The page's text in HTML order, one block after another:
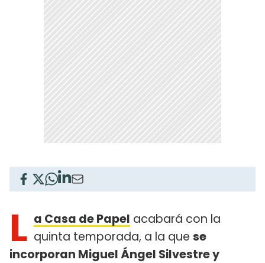
L a Casa de Papel acabará con la
quinta temporada, a la que se
incorporan Miguel Ángel Silvestre y